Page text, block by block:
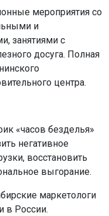
мероприятия со
и
занятиями с
досуга. Полная
центра.
«часов безделья»
негативное
восстановить
выгорание.
маркетологи
России.